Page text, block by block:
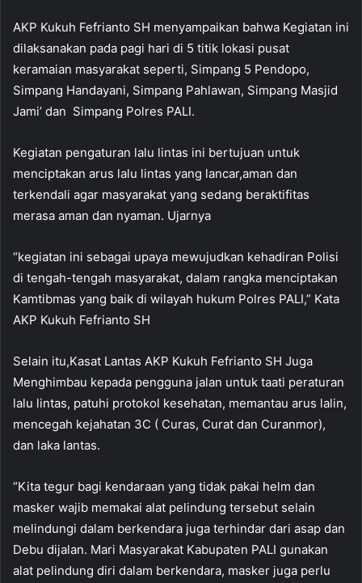
AKP Kukuh Fefrianto SH menyampaikan bahwa Kegiatan ini
dilaksanakan pada pagi hari di 5 titik lokasi pusat
keramaian masyarakat seperti, Simpang 5 Pendopo,
Simpang Handayani, Simpang Pahlawan, Simpang Masjid
Jami’ dan Simpang Polres PALI.
Kegiatan pengaturan lalu lintas ini bertujuan untuk
menciptakan arus lalu lintas yang lancar,aman dan
terkendali agar masyarakat yang sedang beraktifitas
merasa aman dan nyaman. Ujarnya
“kegiatan ini sebagai upaya mewujudkan kehadiran Polisi
di tengah-tengah masyarakat, dalam rangka menciptakan
Kamtibmas yang baik di wilayah hukum Polres PALI,” Kata
AKP Kukuh Fefrianto SH
Selain itu,Kasat Lantas AKP Kukuh Fefrianto SH Juga
Menghimbau kepada pengguna jalan untuk taati peraturan
lalu lintas, patuhi protokol kesehatan, memantau arus lalin,
mencegah kejahatan 3C ( Curas, Curat dan Curanmor),
dan laka lantas.
“Kita tegur bagi kendaraan yang tidak pakai helm dan
masker wajib memakai alat pelindung tersebut selain
melindungi dalam berkendara juga terhindar dari asap dan
Debu dijalan. Mari Masyarakat Kabupaten PALI gunakan
alat pelindung diri dalam berkendara, masker juga perlu